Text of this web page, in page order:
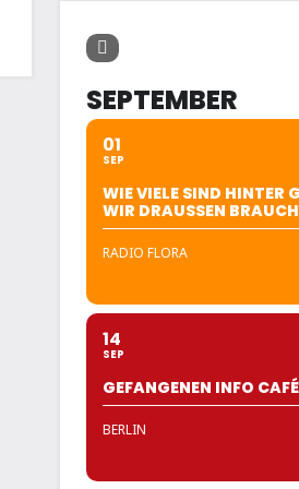
SEPTEMBER
01
SEP
WIE VIELE SIND HINTER
WIR DRAUSSEN
RADIO FLORA
14
SEP
GEFANGENEN INFO CAFÉ
BERLIN